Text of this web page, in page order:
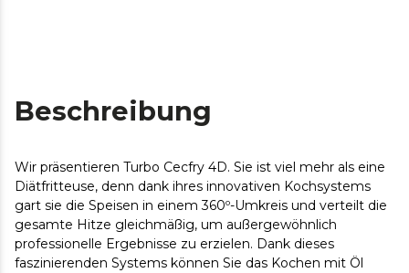
Beschreibung
Wir präsentieren Turbo Cecfry 4D. Sie ist viel mehr als eine
Diätfritteuse, denn dank ihres innovativen Kochsystems
gart sie die Speisen in einem 360º-Umkreis und verteilt die
gesamte Hitze gleichmäßig, um außergewöhnlich
professionelle Ergebnisse zu erzielen. Dank dieses
faszinierenden Systems können Sie das Kochen mit Öl